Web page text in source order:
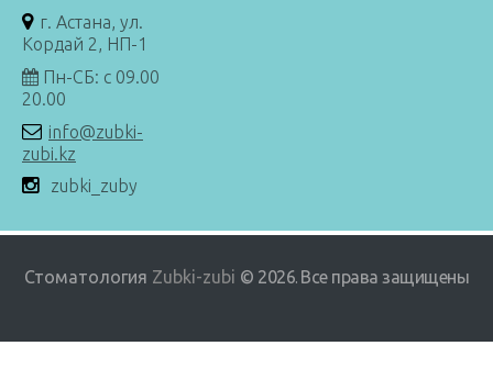
г. Астана, ул.
Кордай 2, НП-1
Пн-СБ: с 09.00
20.00
info@zubki-
zubi.kz
zubki_zuby
Стоматология Zubki-zubi © 2026. Все права защищены